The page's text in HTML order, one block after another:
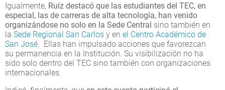
Igualmente, Ruíz destacó que las estudiantes del TEC, en
especial, las de carreras de alta tecnología, han venido
organizándose no solo en la Sede Central sino también en
la Sede Regional San Carlos y en el Centro Académico de
San José. Ellas han impulsado acciones que favorezcan
su permanencia en la Institución. Su visibilización no ha
sido solo dentro del TEC sino también con organizaciones
internacionales.